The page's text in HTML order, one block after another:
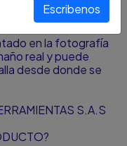
en la fotografía
real y puede
desde donde se
S.A.S
Escribenos